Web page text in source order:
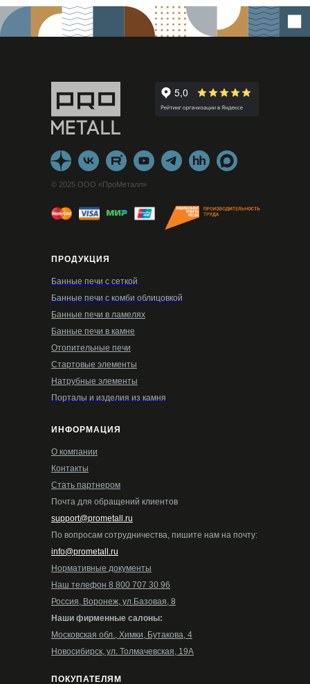
ПРОДУКЦИЯ
Банные печи с сеткой
Банные печи с комби облицовкой
Банные печи в ламелях
Банные печи в камне
Отопительные печи
Стартовые элементы
Натрубные элементы
Порталы и изделия из камня
ИНФОРМАЦИЯ
О компании
Контакты
Стать партнером
Почта для обращений клиентов
support@prometall.ru
По вопросам сотрудничества, пишите нам на почту:
info@prometall.ru
Нормативные документы
Наш телефон 8 800 707 30 96
Россия, Воронеж, ул.Базовая, 8
Наши фирменные салоны:
Московская обл., Химки, Бутакова, 4
Новосибирск, ул. Толмачевская, 19А
ПОКУПАТЕЛЯМ
© 2025 ООО «ПроМеталл»